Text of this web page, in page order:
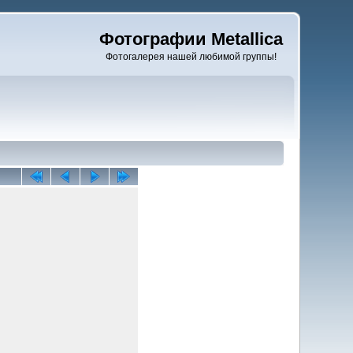
Фотографии Metallica
Фотогалерея нашей любимой группы!